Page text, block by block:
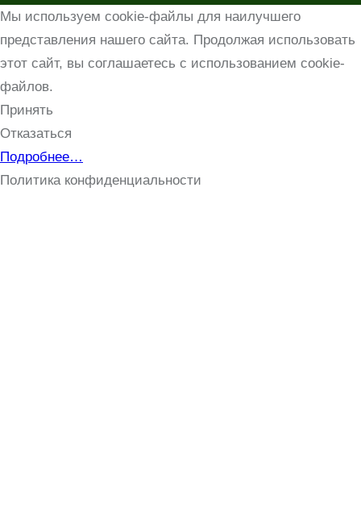
Мы используем cookie-файлы для наилучшего
представления нашего сайта. Продолжая использовать
этот сайт, вы соглашаетесь с использованием cookie-
файлов.
Принять
Отказаться
Подробнее…
Политика конфиденциальности